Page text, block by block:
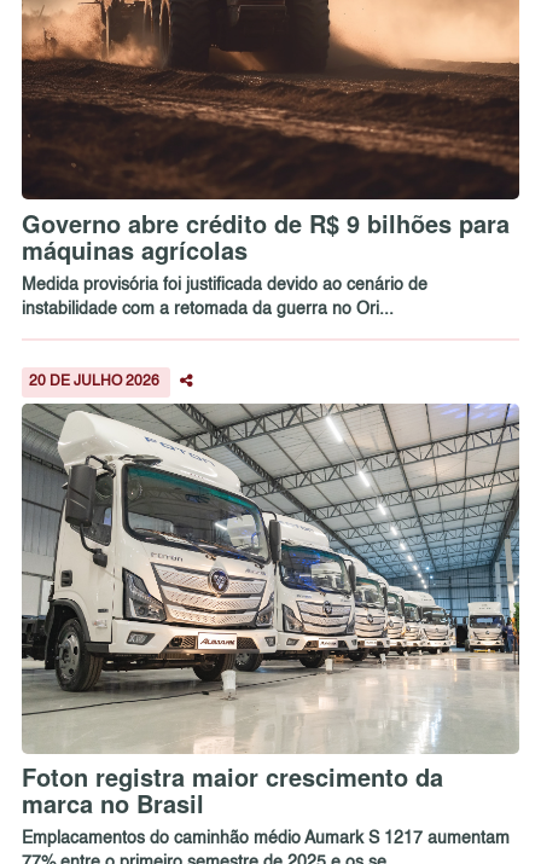
Governo abre crédito de R$ 9 bilhões para
máquinas agrícolas
Medida provisória foi justificada devido ao cenário de
instabilidade com a retomada da guerra no Ori...
20 DE JULHO 2026
Foton registra maior crescimento da
marca no Brasil
Emplacamentos do caminhão médio Aumark S 1217 aumentam